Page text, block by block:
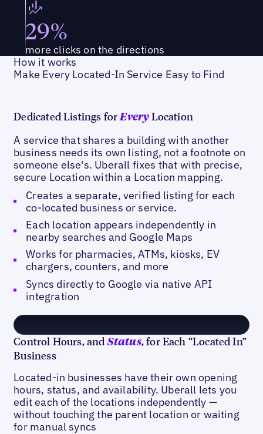
29%
more clicks on the directions
How it works
Make Every Located-In Service Easy to Find
Dedicated Listings for Every Location
A service that shares a building with another
business needs its own listing, not a footnote on
someone else's. Uberall fixes that with precise,
secure Location within a Location mapping.
Creates a separate, verified listing for each
co-located business or service.
Each location appears independently in
nearby searches and Google Maps
Works for pharmacies, ATMs, kiosks, EV
chargers, counters, and more
Syncs directly to Google via native API
integration
Control Hours, and Status, for Each “Located In”
Business
Located-in businesses have their own opening
hours, status, and availability. Uberall lets you
edit each of the locations independently —
without touching the parent location or waiting
for manual syncs